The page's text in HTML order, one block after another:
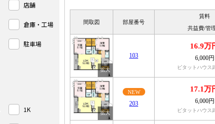
間取図 部屋番号
賃料
共益費/管
103
16.9万
6,000円
ピタットハウス
NEW
203
17.1万
6,000円
ピタットハウス
店舗
倉庫・工場
駐車場
1K